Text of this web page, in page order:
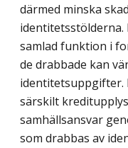
därmed minska
identitetsstölderna.
samlad funktion i
de drabbade kan
identitetsuppgifter.
särskilt
samhällsansvar
som drabbas av